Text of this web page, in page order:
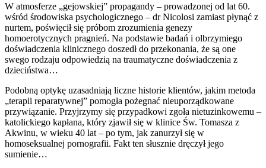
W atmosferze „gejowskiej” propagandy – prowadzonej od lat 60.
wśród środowiska psychologicznego – dr Nicolosi zamiast płynąć z
nurtem, poświęcił się próbom zrozumienia genezy
homoerotycznych pragnień. Na podstawie badań i olbrzymiego
doświadczenia klinicznego doszedł do przekonania, że są one
swego rodzaju odpowiedzią na traumatyczne doświadczenia z
dzieciństwa…
Podobną optykę uzasadniają liczne historie klientów, jakim metoda
„terapii reparatywnej” pomogła pożegnać nieuporządkowane
przywiązanie. Przyjrzymy się przypadkowi zgoła nietuzinkowemu –
katolickiego kapłana, który zjawił się w klinice Św. Tomasza z
Akwinu, w wieku 40 lat – po tym, jak zanurzył się w
homoseksualnej pornografii. Fakt ten słusznie dręczył jego
sumienie…